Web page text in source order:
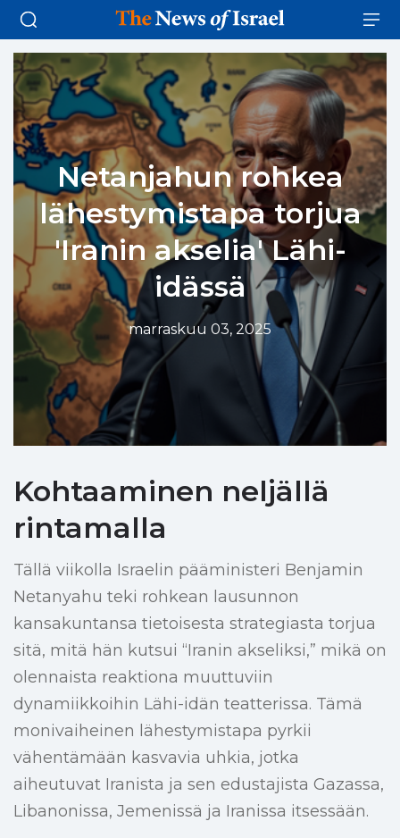
Netanjahun rohkea
lähestymistapa torjua
'Iranin akselia' Lähi-
idässä
marraskuu 03, 2025
Kohtaaminen neljällä
rintamalla
Tällä viikolla Israelin pääministeri Benjamin
Netanyahu teki rohkean lausunnon
kansakuntansa tietoisesta strategiasta torjua
sitä, mitä hän kutsui “Iranin akseliksi,” mikä on
olennaista reaktiona muuttuviin
dynamiikkoihin Lähi-idän teatterissa. Tämä
monivaiheinen lähestymistapa pyrkii
vähentämään kasvavia uhkia, jotka
aiheutuvat Iranista ja sen edustajista Gazassa,
Libanonissa, Jemenissä ja Iranissa itsessään.